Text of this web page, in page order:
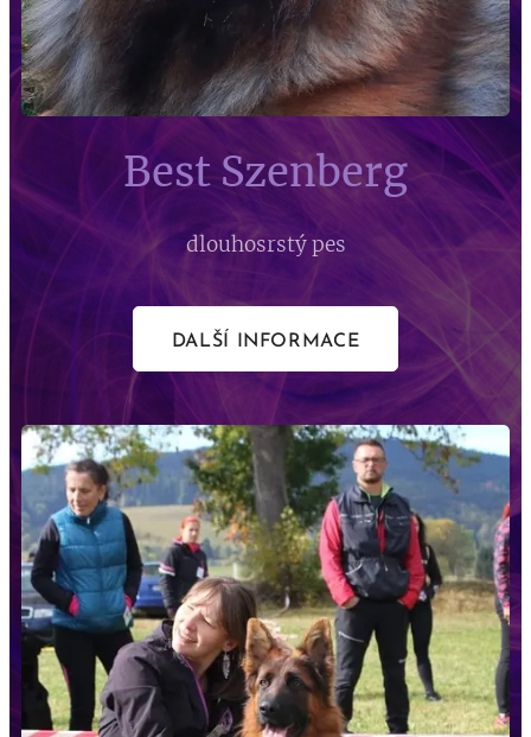
Best Szenberg
dlouhosrstý pes
DALŠÍ INFORMACE